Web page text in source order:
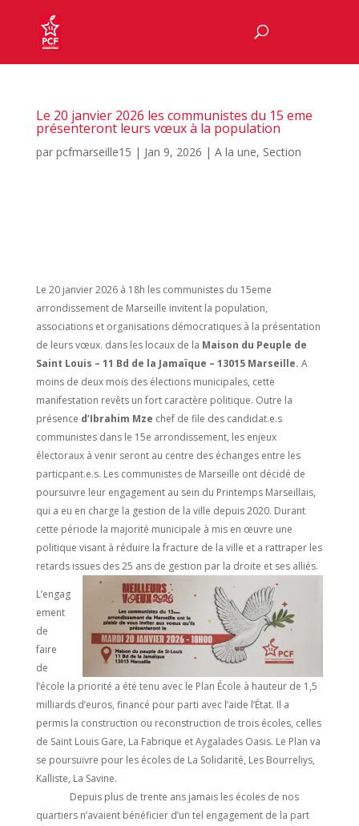
Le 20 janvier 2026 les communistes du 15 eme
présenteront leurs vœux à la population
par pcfmarseille15 | Jan 9, 2026 | A la une, Section
Le 20 janvier 2026 à 18h les communistes du 15eme
arrondissement de Marseille invitent la population,
associations et organisations démocratiques à la présentation
de leurs vœux. dans les locaux de la Maison du Peuple de
Saint Louis – 11 Bd de la Jamaïque – 13015 Marseille. A
moins de deux mois des élections municipales, cette
manifestation revêts un fort caractère politique. Outre la
présence d’Ibrahim Mze chef de file des candidat.e.s
communistes dans le 15e arrondissement, les enjeux
électoraux à venir seront au centre des échanges entre les
particpant.e.s. Les communistes de Marseille ont décidé de
poursuivre leur engagement au sein du Printemps Marseillais,
qui a eu en charge la gestion de la ville depuis 2020. Durant
cette période la majorité municipale à mis en œuvre une
politique visant à réduire la fracture de la ville et a rattraper les
retards issues des 25 ans de gestion par la droite et ses alliés.
L’engag
ement
de
faire
de
l’école la priorité a été tenu avec le Plan École à hauteur de 1,5
milliards d’euros, financé pour parti avec l’aide l’État. Il a
permis la construction ou reconstruction de trois écoles, celles
de Saint Louis Gare, La Fabrique et Aygalades Oasis. Le Plan va
se poursuivre pour les écoles de La Solidarité, Les Bourreliys,
Kalliste, La Savine.
Depuis plus de trente ans jamais les écoles de nos
quartiers n’avaient bénéficier d’un tel engagement de la part